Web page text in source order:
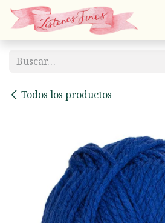
Ir al contenido
Todos los productos